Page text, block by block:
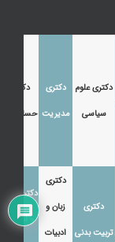
دکتری علوم
سیاسی
دکتری
مدیریت
دکتری
حسابداری
دکتری
تربیت بدنی
دکتری
زبان و
ادبیات
دکتری زبان
و ادبیات